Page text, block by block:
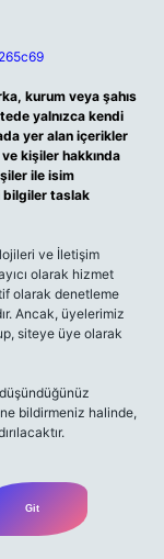
kurum veya şahıs
yalnızca kendi
yer alan içerikler
kişiler hakkında
ile isim
bilgiler taslak
ve İletişim
olarak hizmet
olarak denetleme
Ancak, üyelerimiz
siteye üye olarak
bildirmeniz halinde,